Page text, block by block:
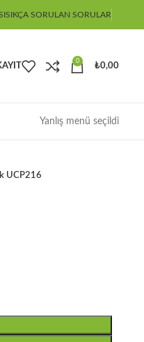
SIKÇA SORULAN SORULAR
0
₺0,00
Yanlış menü seçildi
UCP216